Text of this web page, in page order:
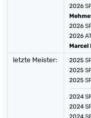
2026
2026
2026
Marcel
letzte Meister: 2025
2025
2025
2024
2024
2024